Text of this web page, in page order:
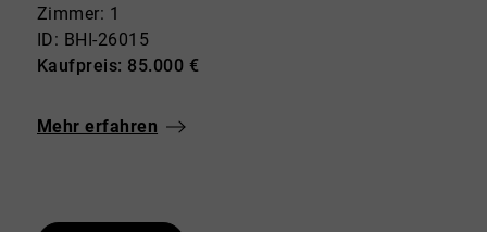
Zimmer: 1
ID: BHI-26015
Kaufpreis: 85.000 €
Mehr erfahren